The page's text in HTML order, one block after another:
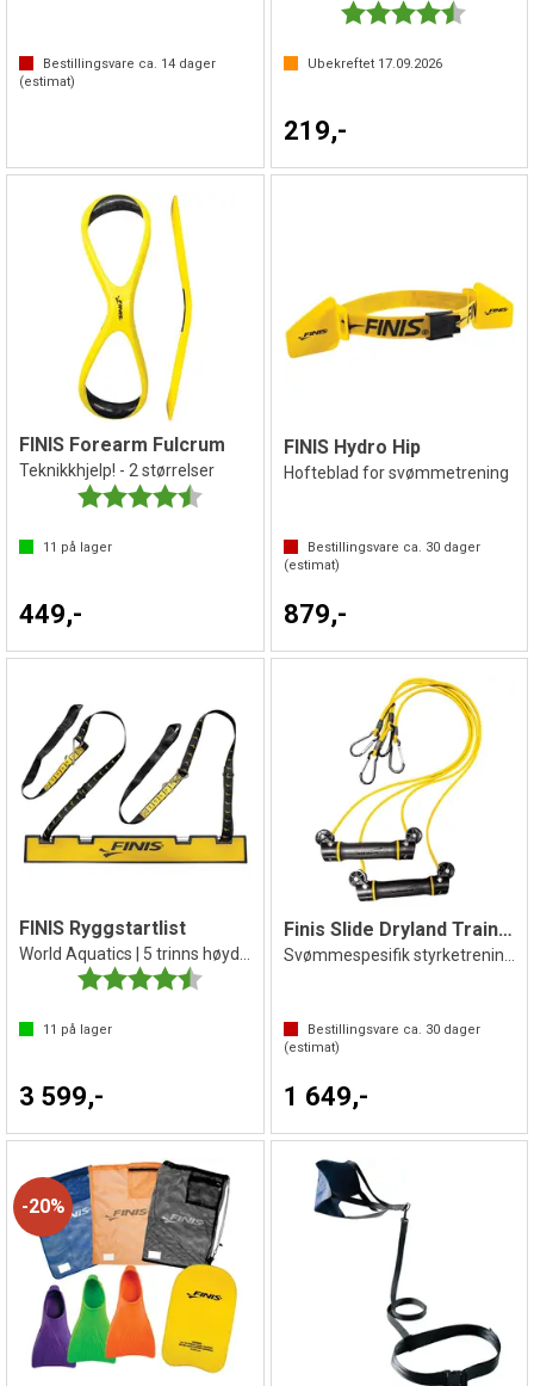
Bestillingsvare ca. 14 dager
(estimat)
Karakter:
Ubekreftet 17.09.2026
219,-
FINIS Forearm Fulcrum
Teknikkhjelp! - 2 størrelser
Karakter:
4.9 av 5 mulige
11 på lager
449,-
FINIS Hydro Hip
Hofteblad for svømmetrening
Bestillingsvare ca. 30dager
(estimat)
879,-
FINIS Ryggstartlist
Karakter:
4.1 av 5 mulige
11 på lager
3 599,-
Finis Slide Dryland Trainer
Svømmespesifik styrketrening på land
Bestillingsvare ca. 30dager
(estimat)
1 649,-
20%